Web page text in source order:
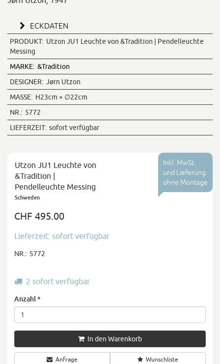
ECKDATEN
PRODUKT: Utzon JU1 Leuchte von &Tradition | Pendelleuchte
Messing
MARKE: &Tradition
DESIGNER: Jørn Utzon
MASSE: H23cm × ∅22cm
NR.: 5772
LIEFERZEIT: sofort verfügbar
Inkl. MwSt.
und Lieferung
ohne Montage
Utzon JU1 Leuchte von
&Tradition |
Pendelleuchte Messing
Schweden
CHF 495.00
Lieferzeit: sofort verfügbar
NR.: 5772
2 sofort verfügbar
Anzahl *
In den Warenkorb
Anfrage Wunschliste